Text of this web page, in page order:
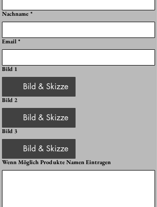
Nachname *
Email *
Bild 1
Bild & Skizze
Bild 2
Bild & Skizze
Bild 3
Bild & Skizze
Wenn Möglich Produkte Namen Eintragen